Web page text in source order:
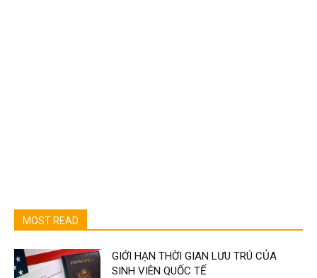
MOST READ
GIỚI HẠN THỜI GIAN LƯU TRÚ CỦA
SINH VIÊN QUỐC TẾ